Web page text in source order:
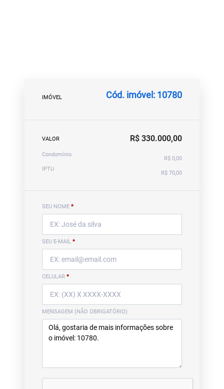
IMÓVEL Cód. imóvel: 10780
VALOR R$ 330.000,00
Condomínio
R$ 0,00
IPTU
R$ 70,00
SEU NOME *
SEU E-MAIL *
CELULAR *
MENSAGEM (NÃO OBRIGATÓRIO)